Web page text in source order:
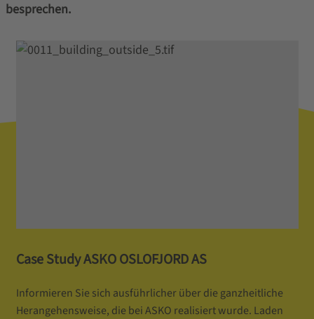
besprechen.
Case Study ASKO OSLOFJORD AS
Informieren Sie sich ausführlicher über die ganzheitliche
Herangehensweise, die bei ASKO realisiert wurde. Laden